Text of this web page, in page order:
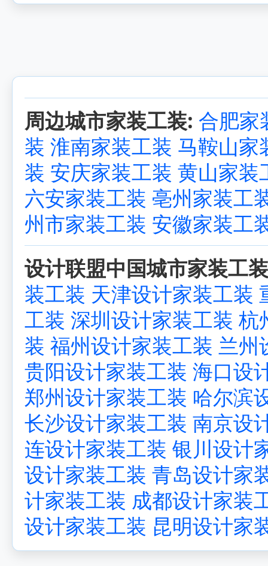
周边城市家装工装: 合肥家
装 淮南家装工装 马鞍山家
装 安庆家装工装 黄山家装
六安家装工装 亳州家装工
州市家装工装 安徽家装工
设计联盟中国城市家装工
装工装 天津设计家装工装
工装 深圳设计家装工装 杭
装 福州设计家装工装 兰州
贵阳设计家装工装 海口设
郑州设计家装工装 哈尔滨
长沙设计家装工装 南京设
连设计家装工装 银川设计
设计家装工装 青岛设计家
计家装工装 成都设计家装
设计家装工装 昆明设计家